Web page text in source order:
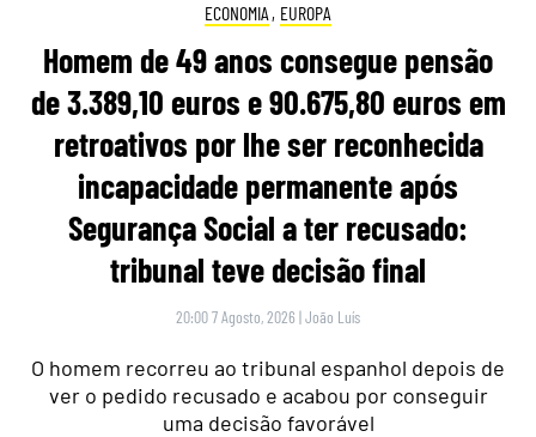
ECONOMIA , EUROPA
Homem de 49 anos consegue pensão
de 3.389,10 euros e 90.675,80 euros em
retroativos por lhe ser reconhecida
incapacidade permanente após
Segurança Social a ter recusado:
tribunal teve decisão final
20:00 7 Agosto, 2026 |João Luís
O homem recorreu ao tribunal espanhol depois de
ver o pedido recusado e acabou por conseguir
uma decisão favorável